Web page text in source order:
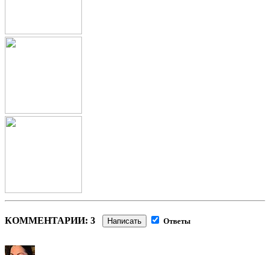
КОММЕНТАРИИ: 3 Написать Ответы